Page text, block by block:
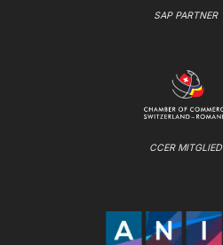
SAP PARTNER
CCER MITGLIED